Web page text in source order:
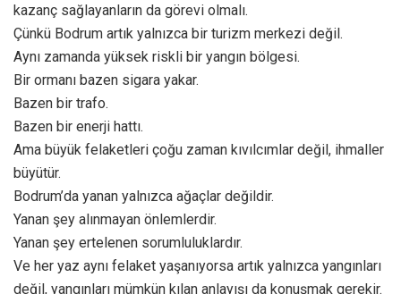
kazanç sağlayanların da görevi olmalı.
Çünkü Bodrum artık yalnızca bir turizm merkezi değil.
Aynı zamanda yüksek riskli bir yangın bölgesi.
Bir ormanı bazen sigara yakar.
Bazen bir trafo.
Bazen bir enerji hattı.
Ama büyük felaketleri çoğu zaman kıvılcımlar değil, ihmaller
büyütür.
Bodrum’da yanan yalnızca ağaçlar değildir.
Yanan şey alınmayan önlemlerdir.
Yanan şey ertelenen sorumluluklardır.
Ve her yaz aynı felaket yaşanıyorsa artık yalnızca yangınları
değil, yangınları mümkün kılan anlayışı da konuşmak gerekir.